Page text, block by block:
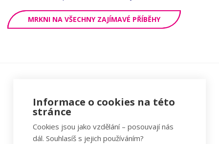
MRKNI NA VŠECHNY ZAJÍMAVÉ PŘÍBĚHY
Informace o cookies na této
stránce
Cookies jsou jako vzdělání – posouvají nás
dál. Souhlasíš s jejich používáním?